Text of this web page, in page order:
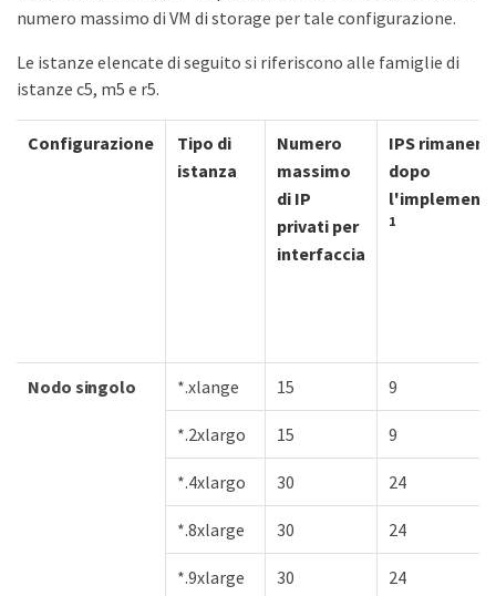
numero massimo di VM di storage per tale configurazione.
Le istanze elencate di seguito si riferiscono alle famiglie di
istanze c5, m5 e r5.
Configurazione
Tipo di
istanza
Numero
massimo
di IP
privati per
interfaccia
IPS
dopo
1
Nodo singolo *.xlange 15 9
*.2xlargo 15 9
*.4xlargo 30 24
*.8xlarge 30 24
*.9xlarge 30 24